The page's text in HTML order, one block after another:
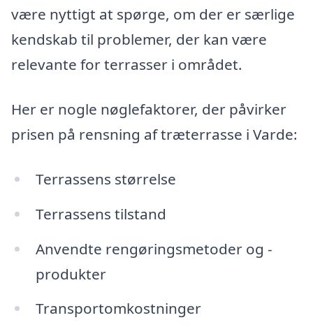
være nyttigt at spørge, om der er særlige
kendskab til problemer, der kan være
relevante for terrasser i området.
Her er nogle nøglefaktorer, der påvirker
prisen på rensning af træterrasse i Varde:
Terrassens størrelse
Terrassens tilstand
Anvendte rengøringsmetoder og -
produkter
Transportomkostninger